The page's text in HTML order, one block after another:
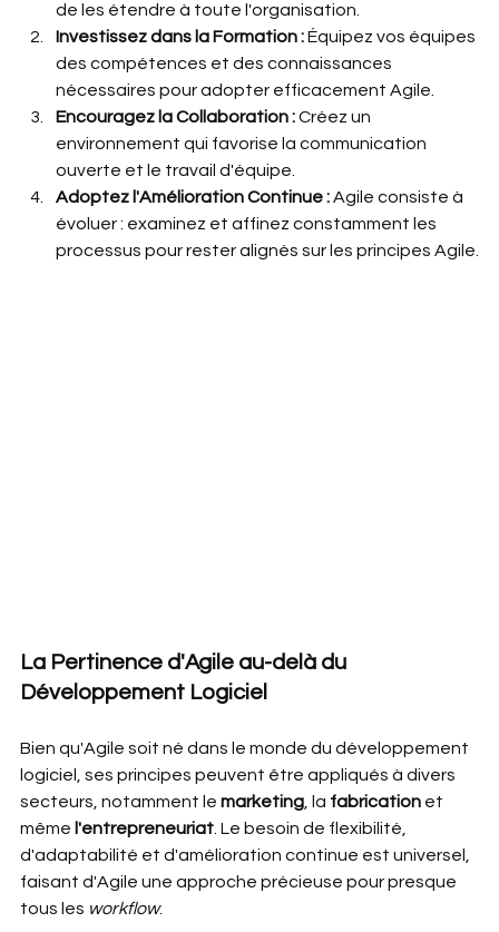
de les étendre à toute l'organisation.
Investissez dans la Formation : Équipez vos équipes
des compétences et des connaissances
nécessaires pour adopter efficacement Agile.
Encouragez la Collaboration : Créez un
environnement qui favorise la communication
ouverte et le travail d'équipe.
Adoptez l'Amélioration Continue : Agile consiste à
évoluer : examinez et affinez constamment les
processus pour rester alignés sur les principes Agile.
La Pertinence d'Agile au-delà du
Développement Logiciel
Bien qu'Agile soit né dans le monde du développement
logiciel, ses principes peuvent être appliqués à divers
secteurs, notamment le marketing, la fabrication et
même l'entrepreneuriat. Le besoin de flexibilité,
d'adaptabilité et d'amélioration continue est universel,
faisant d'Agile une approche précieuse pour presque
tous les workflow.